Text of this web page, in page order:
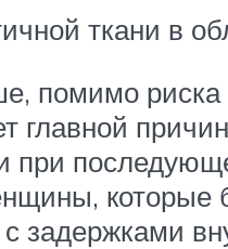
ткани в
помимо
главной
при
задержками